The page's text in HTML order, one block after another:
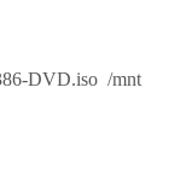
DVD.iso /mnt